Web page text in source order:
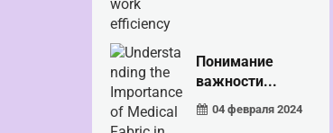
Понимание
важности...
04 февраля 2024